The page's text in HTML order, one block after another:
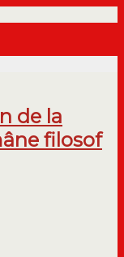
de la
filosof